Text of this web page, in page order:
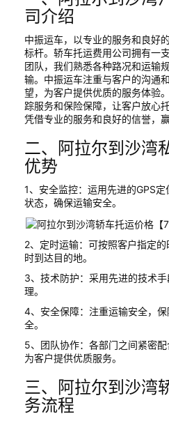
司介绍
中振运车，以专业的服务和良好
标杆。轿车托运费用公司拥有一
团队，我们熟悉各种路况和运输
输。中振运车注重与客户的沟通
望，为客户提供优质的服务体验
踪服务和保险保障，让客户放心
凭借专业的服务和良好的信誉，
二、阿拉尔到沙湾
优势
1、安全监控：运用先进的GPS
状态，确保运输安全。
2、定时运输：可按照客户指定
时到达目的地。
3、技术防护：采用先进的技术
理。
4、安全保障：注重运输安全，
全。
5、团队协作：各部门之间紧密配
为客户提供优质服务。
三、阿拉尔到沙湾
务流程